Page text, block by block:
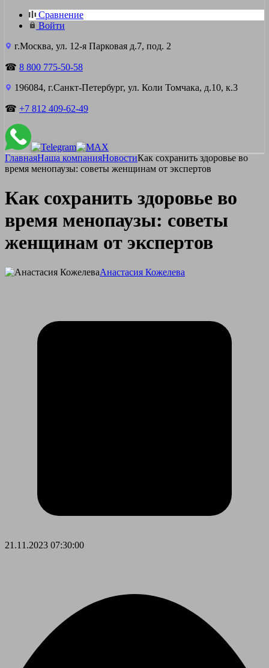
Сравнение
Войти
г.Москва, ул. 12-я Парковая д.7, под. 2
☎ 8 800 775-50-58
196084, г.Санкт-Петербург, ул. Коли Томчака, д.10, к.3
☎ +7 812 409-62-49
ГлавнаяНаша компанияНовостиКак сохранить здоровье во
время менопаузы: советы женщинам от экспертов
Как сохранить здоровье во
время менопаузы: советы
женщинам от экспертов
Анастасия Кожелева
21.11.2023 07:30:00